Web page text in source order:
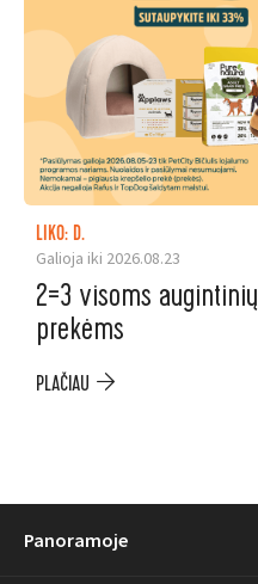
LIKO: D.
Galioja iki 2026.08.23
2=3 visoms augintinių
prekėms
PLAČIAU
Panoramoje